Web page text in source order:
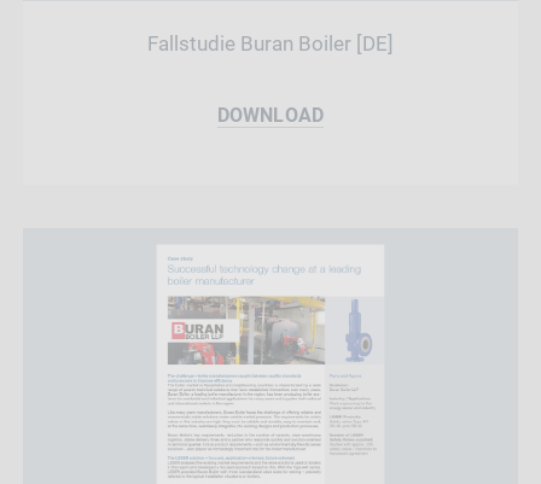
Fallstudie Buran Boiler [DE]
DOWNLOAD